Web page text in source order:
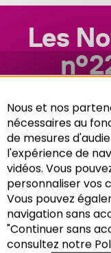
Recherche
Les
Nous et nos
nécessaires au
de mesures
l'expérience de
vidéos. Vous
personnaliser vos
Vous pouvez
navigation sans
"Continuer sans
consultez notre